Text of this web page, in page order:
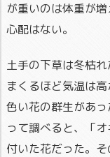
が重いのは体重が
心配はない。
土手の下草は冬枯
まくるほど気温は
色い花の群生があ
って調べると、「
付いた花だった。